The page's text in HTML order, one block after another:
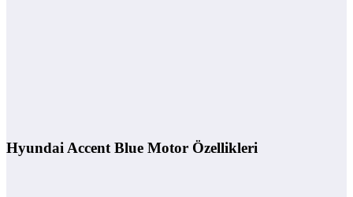
Hyundai Accent Blue Motor Özellikleri